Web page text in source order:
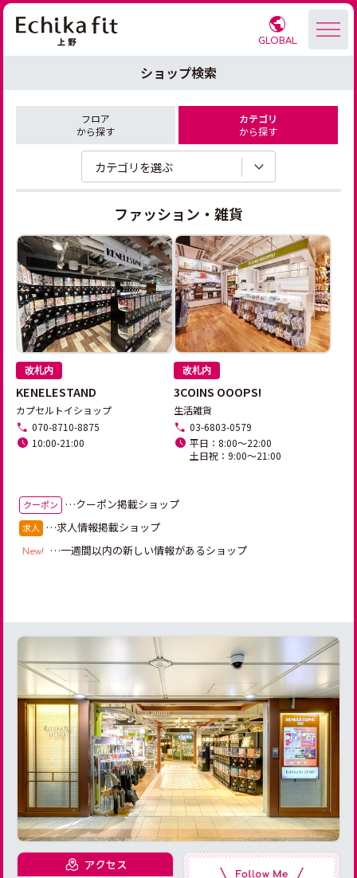
GLOBAL
ショップ検索
フロア
から探す
カテゴリ
から探す
カテゴリを選ぶ
ファッション・雑貨
改札内
KENELESTAND
カプセルトイショップ
070-8710-8875
10:00-21:00
改札内
3COINS OOOPS!
生活雑貨
03-6803-0579
平日：8:00～22:00
土日祝：9:00～21:00
クーポン …クーポン掲載ショップ
求人 …求人情報掲載ショップ
New! …一週間以内の新しい情報があるショップ